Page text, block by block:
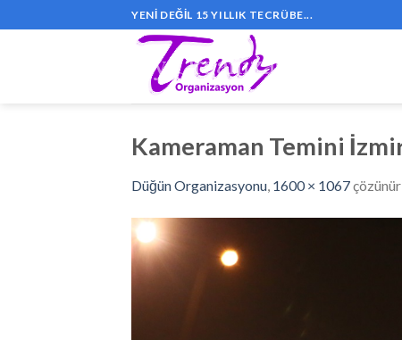
to
YENI DEĞIL 15 YILLIK TECRÜBE...
Kameraman Temini
Düğün Organizasyonu 1600 × 1067